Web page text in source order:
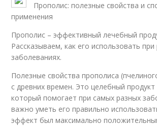
Прополис: полезные свойства и
применения
Прополис – эффективный лечебный
Рассказываем, как его использовать
заболеваниях.
Полезные свойства прополиса
с древних времен. Это целебный
который помогает при самых разных
важно уметь его правильно
эффект был максимально